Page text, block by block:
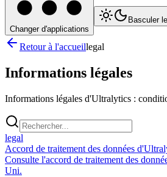
Changer d'applications
Basculer
Retour à l'accueillegal
Informations légales
Informations légales d'Ultralytics :
legal
Accord de traitement des données
Consulte l'accord de traitement des
Uni.